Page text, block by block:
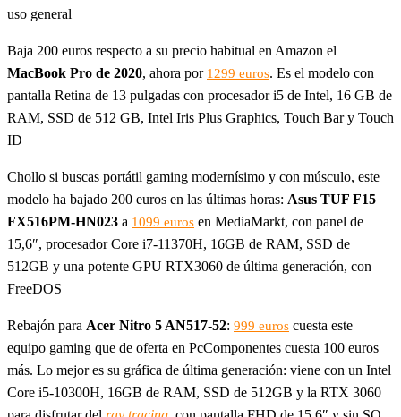
uso general
Baja 200 euros respecto a su precio habitual en Amazon el
MacBook Pro de 2020, ahora por 1299 euros. Es el modelo con
pantalla Retina de 13 pulgadas con procesador i5 de Intel, 16 GB de
RAM, SSD de 512 GB, Intel Iris Plus Graphics, Touch Bar y Touch
ID
Chollo si buscas portátil gaming modernísimo y con músculo, este
modelo ha bajado 200 euros en las últimas horas: Asus TUF F15
FX516PM-HN023 a 1099 euros en MediaMarkt, con panel de
15,6″, procesador Core i7-11370H, 16GB de RAM, SSD de
512GB y una potente GPU RTX3060 de última generación, con
FreeDOS
Rebajón para Acer Nitro 5 AN517-52: 999 euros cuesta este
equipo gaming que de oferta en PcComponentes cuesta 100 euros
más. Lo mejor es su gráfica de última generación: viene con un Intel
Core i5-10300H, 16GB de RAM, SSD de 512GB y la RTX 3060